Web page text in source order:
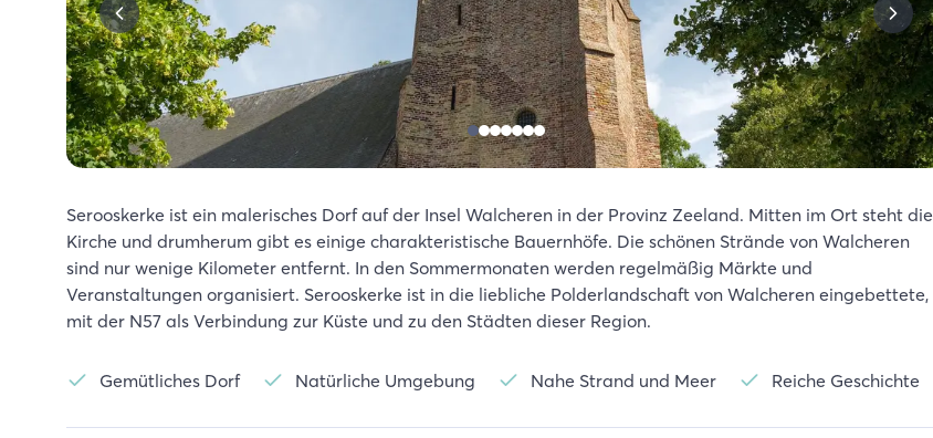
Serooskerke ist ein malerisches Dorf auf der Insel Walcheren in der Provinz Zeeland. Mitten im Ort steht die
Kirche und drumherum gibt es einige charakteristische Bauernhöfe. Die schönen Strände von Walcheren
sind nur wenige Kilometer entfernt. In den Sommermonaten werden regelmäßig Märkte und
Veranstaltungen organisiert. Serooskerke ist in die liebliche Polderlandschaft von Walcheren eingebettete,
mit der N57 als Verbindung zur Küste und zu den Städten dieser Region.
Gemütliches Dorf Natürliche Umgebung Nahe Strand und Meer Reiche Geschichte